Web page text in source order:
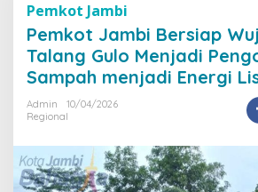
k
o
t
J
B
e
r
Pemkot Jambi
Pemkot Jambi Bersiap
Talang Gulo Menjadi
Sampah menjadi Energi
Admin
10/04/2026
Regional